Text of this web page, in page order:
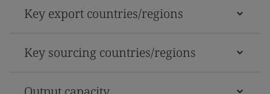
Key export countries/regions
Key sourcing countries/regions